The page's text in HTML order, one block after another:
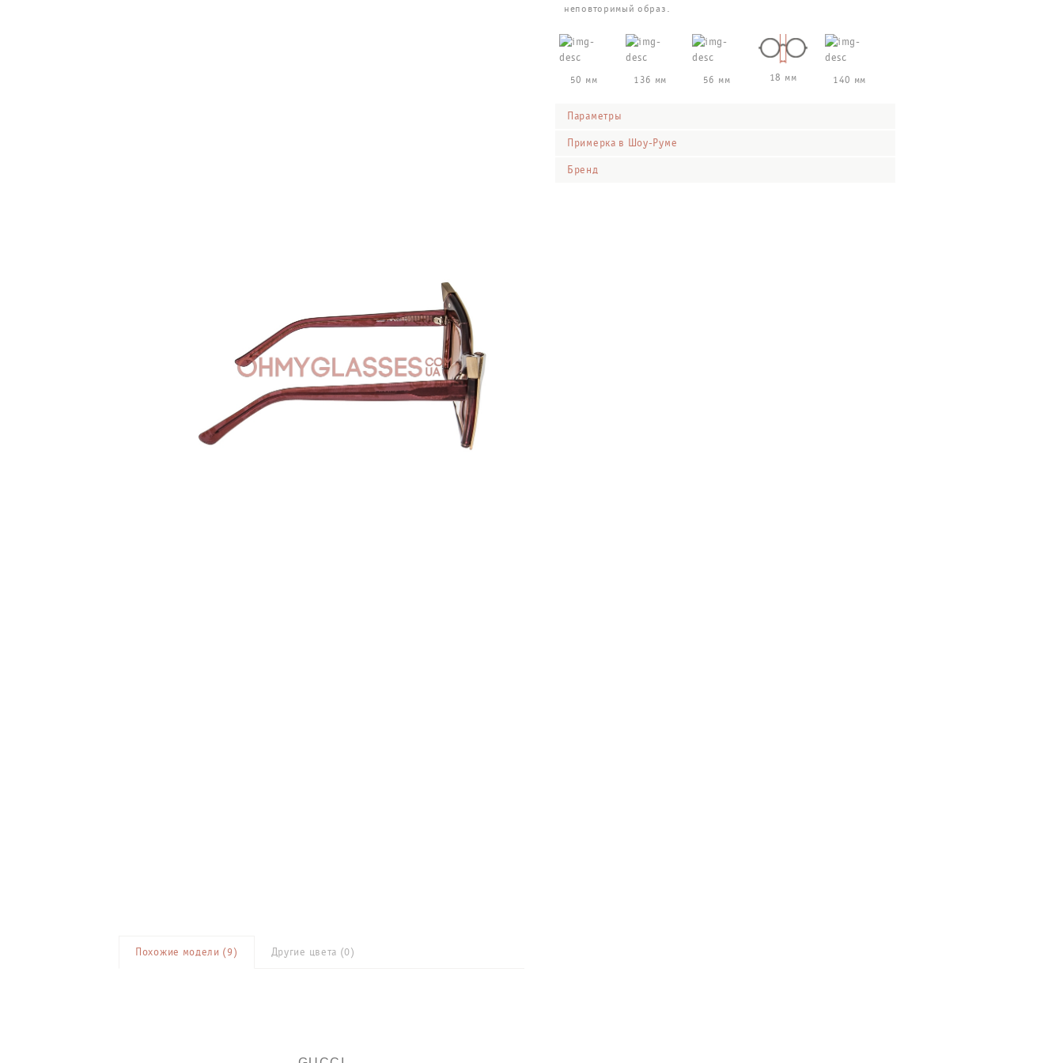
Похожие модели (9) Другие цвета (0)
неповторимый образ.
50 мм 136 мм 56 мм 18 мм 140 мм
Параметры
Примерка в Шоу-Руме
Бренд